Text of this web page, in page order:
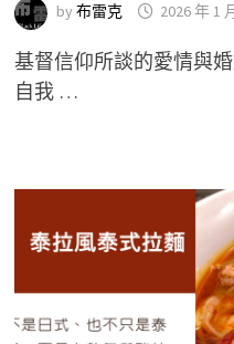
by 布雷克 2026 年 1
基督信仰所談的愛情與
自我 …